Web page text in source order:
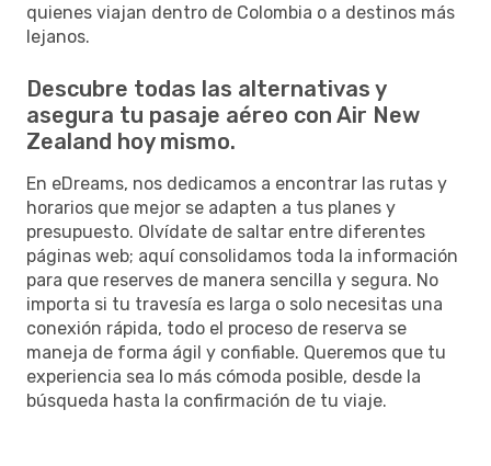
quienes viajan dentro de Colombia o a destinos más
lejanos.
Descubre todas las alternativas y
asegura tu pasaje aéreo con Air New
Zealand hoy mismo.
En eDreams, nos dedicamos a encontrar las rutas y
horarios que mejor se adapten a tus planes y
presupuesto. Olvídate de saltar entre diferentes
páginas web; aquí consolidamos toda la información
para que reserves de manera sencilla y segura. No
importa si tu travesía es larga o solo necesitas una
conexión rápida, todo el proceso de reserva se
maneja de forma ágil y confiable. Queremos que tu
experiencia sea lo más cómoda posible, desde la
búsqueda hasta la confirmación de tu viaje.